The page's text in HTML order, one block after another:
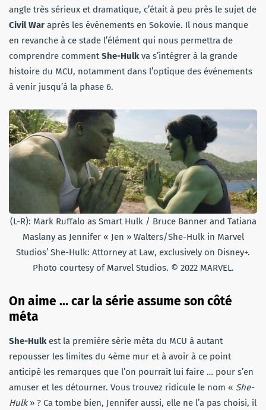
angle très sérieux et dramatique, c’était à peu près le sujet de
Civil War après les événements en Sokovie. Il nous manque
en revanche à ce stade l’élément qui nous permettra de
comprendre commentShe-Hulkva s’intégrer à la grande
histoire du MCU, notamment dans l’optique des événements
à venir jusqu’à la phase 6.
(L-R): Mark Ruffalo as Smart Hulk / Bruce Banner and Tatiana
Maslany as Jennifer « Jen » Walters/She-Hulk in Marvel
Studios’ She-Hulk: Attorney at Law, exclusively on Disney+.
Photo courtesy of Marvel Studios. © 2022 MARVEL.
On aime … car la série assume son côté
méta
She-Hulkest la première série méta du MCU à autant
repousser les limites du 4ème mur et à avoir à ce point
anticipé les remarques que l’on pourrait lui faire … pour s’en
amuser et les détourner. Vous trouvez ridicule le nom « She-
Hulk» ? Ca tombe bien, Jennifer aussi, elle ne l’a pas choisi, il